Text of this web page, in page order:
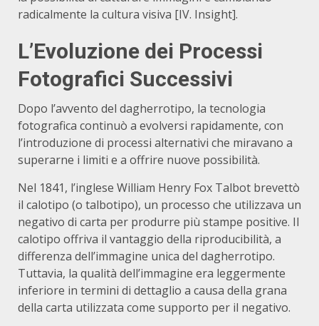
radicalmente la cultura visiva [IV. Insight].
L’Evoluzione dei Processi
Fotografici Successivi
Dopo l’avvento del dagherrotipo, la tecnologia
fotografica continuò a evolversi rapidamente, con
l’introduzione di processi alternativi che miravano a
superarne i limiti e a offrire nuove possibilità.
Nel 1841, l’inglese William Henry Fox Talbot brevettò
il calotipo (o talbotipo), un processo che utilizzava un
negativo di carta per produrre più stampe positive. Il
calotipo offriva il vantaggio della riproducibilità, a
differenza dell’immagine unica del dagherrotipo.
Tuttavia, la qualità dell’immagine era leggermente
inferiore in termini di dettaglio a causa della grana
della carta utilizzata come supporto per il negativo.